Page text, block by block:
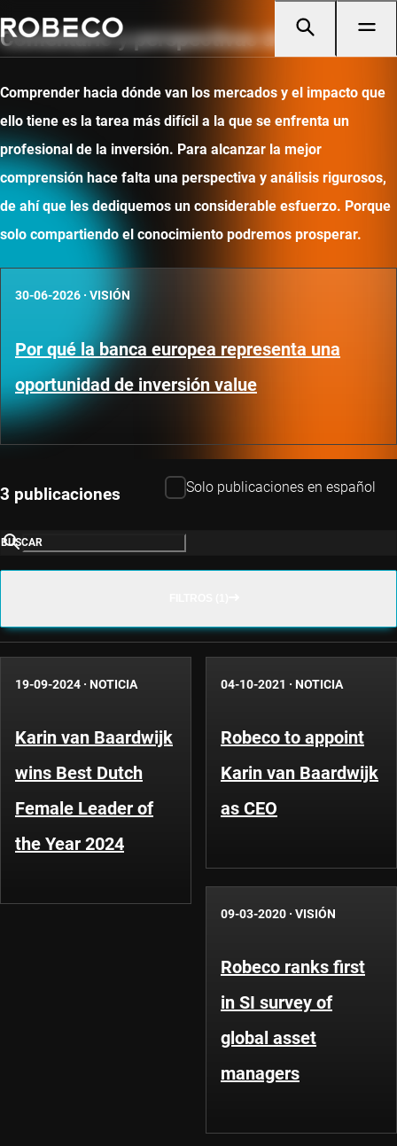
Comentario y perspectivas de mercado
Comprender hacia dónde van los mercados y el impacto que
ello tiene es la tarea más difícil a la que se enfrenta un
profesional de la inversión. Para alcanzar la mejor
comprensión hace falta una perspectiva y análisis rigurosos,
de ahí que les dediquemos un considerable esfuerzo. Porque
solo compartiendo el conocimiento podremos prosperar.
30-06-2026 · VISIÓN
Por qué la banca europea representa una
oportunidad de inversión value
3 publicaciones Solo publicaciones en español
BUSCAR
19-09-2024 · NOTICIA
Karin van Baardwijk
wins Best Dutch
Female Leader of
the Year 2024
04-10-2021 · NOTICIA
Robeco to appoint
Karin van Baardwijk
as CEO
09-03-2020 · VISIÓN
Robeco ranks first
in SI survey of
global asset
managers